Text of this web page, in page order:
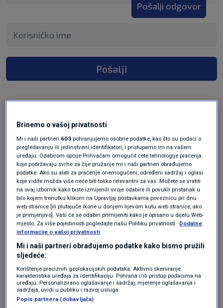
Pošalji odgovor
Pošalji
Oglas
Brinemo o vašoj privatnosti
Mi i naši partneri 603 pohranjujemo osobne podatke, kao što su podaci o
pregledavanju ili jedinstveni identifikatori, i pristupamo im na vašem
uređaju. Odabirom opcije Prihvaćam omogućit ćete tehnologije praćenja
koje podržavaju svrhe za čije pružanje mi i naši partneri obrađujemo
podatke. Ako su alati za praćenje onemogućeni, određeni sadržaj i oglasi
koje vidite možda više neće biti toliko relevantni za vas. Možete se vratiti
na ovaj izbornik kako biste izmijenili svoje odabire ili povukli pristanak u
bilo kojem trenutku klikom na Upravljaj postavkama poveznicu pri dnu
web-stranice [ili plutajuće ikone u donjem lijevom kutu web stranice, ako
je primjenjivo]. Vaši će se odabiri primijeniti kako je opisano u dijelu Web-
mjesto. Za više pojedinosti pogledajte našu Politiku privatnosti. Dodatne
informacije o vašoj privatnosti
Mi i naši partneri obrađujemo podatke kako bismo pružili
sljedeće:
Korištenje preciznih geolokacijskih podataka. Aktivno skeniranje
karakteristika uređaja za identifikaciju. Pohrana i/ili pristup podacima na
uređaju. Personalizirano oglašavanje i sadržaj, mjerenje oglašavanja i
sadržaja, uvidi u publiku i razvoj usluga.
Popis partnera (dobavljača)